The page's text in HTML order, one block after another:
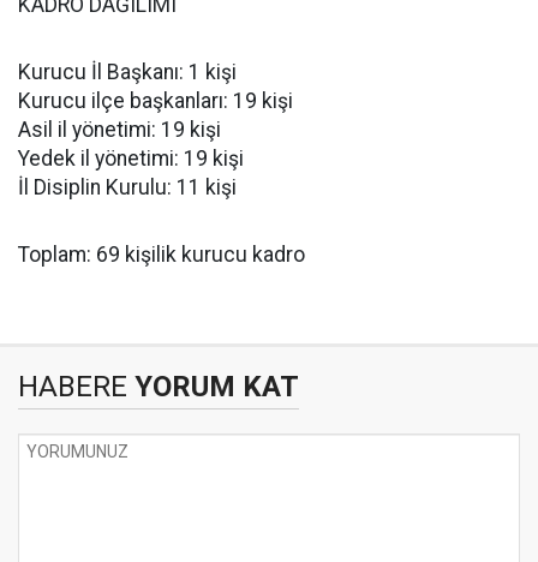
KADRO DAĞILIMI
Kurucu İl Başkanı: 1 kişi
Kurucu ilçe başkanları: 19 kişi
Asil il yönetimi: 19 kişi
Yedek il yönetimi: 19 kişi
İl Disiplin Kurulu: 11 kişi
Toplam: 69 kişilik kurucu kadro
HABERE YORUM KAT